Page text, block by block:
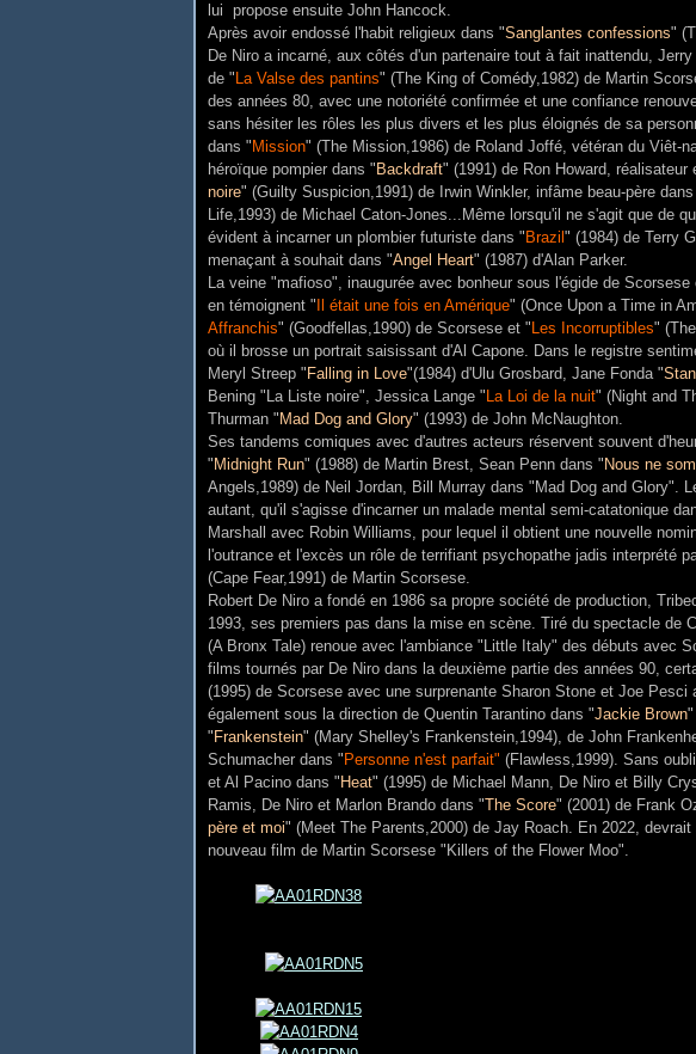
lui propose ensuite John Hancock.
Après avoir endossé l'habit religieux dans "Sanglantes confessions"
De Niro a incarné, aux côtés d'un partenaire tout à fait inattendu,
de " La Valse des pantins" (The King of Comédy,1982) de Martin
des années 80, avec une notoriété confirmée et une confiance
sans hésiter les rôles les plus divers et les plus éloignés de sa
dans " Mission" (The Mission,1986) de Roland Joffé, vétéran du Viêt-
héroïque pompier dans " Backdraft" (1991) de Ron Howard,
noire" (Guilty Suspicion,1991) de Irwin Winkler, infâme beau-père dans
Life,1993) de Michael Caton-Jones...Même lorsqu'il ne s'agit que de
évident à incarner un plombier futuriste dans " Brazil " (1984) de Terry
menaçant à souhait dans "Angel Heart" (1987) d'Alan Parker.
La veine "mafioso", inaugurée avec bonheur sous l'égide de
en témoignent " Il était une fois en Amérique" (Once Upon a Time in
Affranchis" (Goodfellas,1990) de Scorsese et " Les Incorruptibles"
où il brosse un portrait saisissant d'Al Capone. Dans le registre
Meryl Streep " Falling in Love"(1984) d'Ulu Grosbard, Jane Fonda "
Bening "La Liste noire", Jessica Lange " La Loi de la nuit" (Night and
Thurman " Mad Dog and Glory" (1993) de John McNaughton.
Ses tandems comiques avec d'autres acteurs réservent souvent
" Midnight Run" (1988) de Martin Brest, Sean Penn dans " Nous ne
Angels,1989) de Neil Jordan, Bill Murray dans "Mad Dog and Glory".
autant, qu'il s'agisse d'incarner un malade mental semi-catatonique
Marshall avec Robin Williams, pour lequel il obtient une nouvelle
l'outrance et l'excès un rôle de terrifiant psychopathe jadis interprété
(Cape Fear,1991) de Martin Scorsese.
Robert De Niro a fondé en 1986 sa propre société de production,
1993, ses premiers pas dans la mise en scène. Tiré du spectacle de
(A Bronx Tale) renoue avec l'ambiance "Little Italy" des débuts avec
films tournés par De Niro dans la deuxième partie des années 90,
(1995) de Scorsese avec une surprenante Sharon Stone et Joe
également sous la direction de Quentin Tarantino dans "Jackie Brown"
" Frankenstein" (Mary Shelley's Frankenstein,1994), de John
Schumacher dans " Personne n'est parfait" (Flawless,1999). Sans
et Al Pacino dans " Heat" (1995) de Michael Mann, De Niro et Billy
Ramis, De Niro et Marlon Brando dans "The Score" (2001) de Frank
père et moi" (Meet The Parents,2000) de Jay Roach. En 2022,
nouveau film de Martin Scorsese "Killers of the Flower Moo".